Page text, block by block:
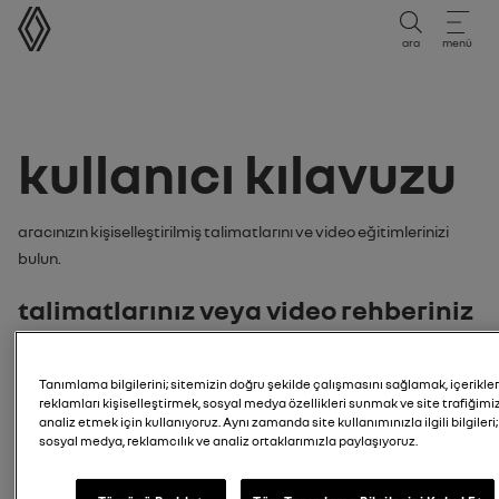
kullanıcı kılavuzu
ara menü
kullanıcı kılavuzu
Aracınızın kişiselleştirilmiş talimatlarını ve video eğitimlerinizi
bulun.
Talimatlarınız veya video rehberiniz
aşağıdaki şekilde arayabilirsiniz:
model
araç modelinizi girin
Arama modeli
Tanımlama bilgilerini; sitemizin doğru şekilde çalışmasını sağlamak,
reklamları kişiselleştirmek, sosyal medya özellikleri sunmak ve site
analiz etmek için kullanıyoruz. Aynı zamanda site kullanımınızla ilgili bilgileri;
sosyal medya, reklamcılık ve analiz ortaklarımızla paylaşıyoruz.